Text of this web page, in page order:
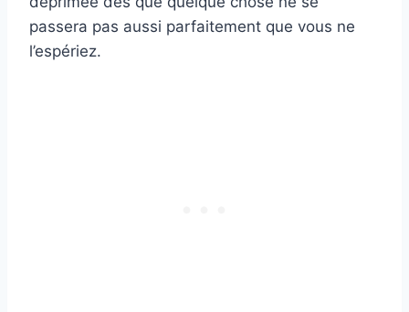
passera pas aussi parfaitement que vous ne
l’espériez.